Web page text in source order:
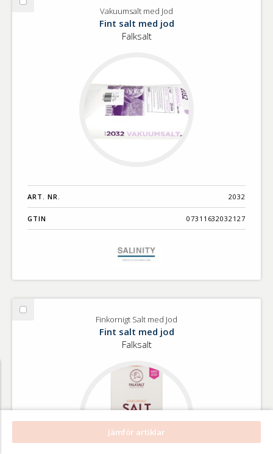
Välj
Vakuumsalt med Jod
Fint salt med jod
Falksalt
ART. NR. 2032
GTIN 07311632032127
Välj
Finkornigt Salt med Jod
Fint salt med jod
Falksalt
Jämför artiklar